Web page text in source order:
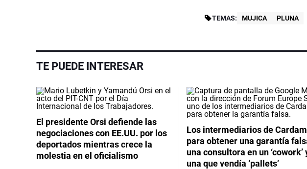
TEMAS: MUJICA PLUNA
TE PUEDE INTERESAR
El presidente Orsi defiende las
negociaciones con EE.UU. por los
deportados mientras crece la
molestia en el oficialismo
Los intermediarios de
para obtener una garantía
una consultora en un ‘cowork’
una que vendía ‘pallets’